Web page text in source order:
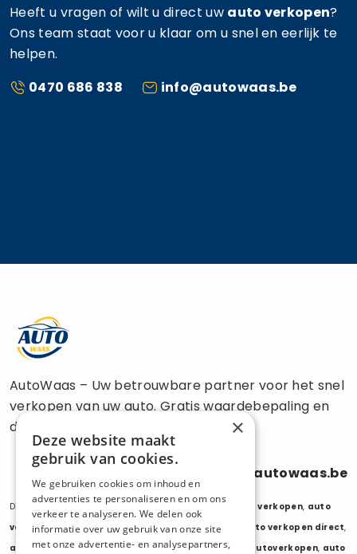
Heeft u vragen of wilt u direct uw auto verkopen?
Ons team staat voor u klaar om u snel en eerlijk te
helpen.
0470 686 838
info@autowaas.be
AutoWaas – Uw betrouwbare partner voor het snel
verkopen van uw auto. Gratis waardebepaling en
directe uitbetaling.
info@autowaas.be
Diensten: auto verkopen auto export verkopen, auto
verkopen export,auto verkopen zonder keuring auto verkopen direct,
auto tweedehands verkopen,mijn auto verkopen autoverkopen, auto
×
Deze website maakt
gebruik van cookies.
We gebruiken cookies om inhoud en
advertenties te personaliseren en om ons
verkeer te analyseren. We delen ook
informatie over uw gebruik van onze site
met onze advertentie- en analysepartners,